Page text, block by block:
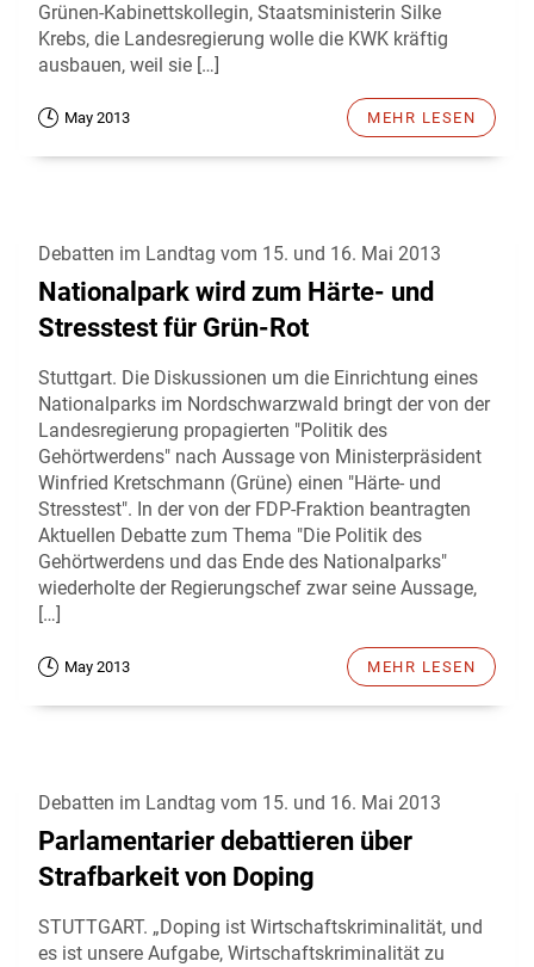
Grünen-Kabinettskollegin, Staatsministerin Silke
Krebs, die Landesregierung wolle die KWK kräftig
ausbauen, weil sie […]
May 2013 MEHR LESEN
Debatten im Landtag vom 15. und 16. Mai 2013
Nationalpark wird zum Härte- und
Stresstest für Grün-Rot
Stuttgart. Die Diskussionen um die Einrichtung eines
Nationalparks im Nordschwarzwald bringt der von der
Landesregierung propagierten "Politik des
Gehörtwerdens" nach Aussage von Ministerpräsident
Winfried Kretschmann (Grüne) einen "Härte- und
Stresstest". In der von der FDP-Fraktion beantragten
Aktuellen Debatte zum Thema "Die Politik des
Gehörtwerdens und das Ende des Nationalparks"
wiederholte der Regierungschef zwar seine Aussage,
[…]
May 2013 MEHR LESEN
Debatten im Landtag vom 15. und 16. Mai 2013
Parlamentarier debattieren über
Strafbarkeit von Doping
STUTTGART. „Doping ist Wirtschaftskriminalität, und
es ist unsere Aufgabe, Wirtschaftskriminalität zu